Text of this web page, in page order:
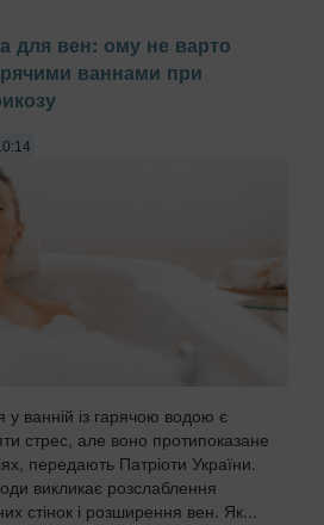
для вен: ому не варто
ваннами при
ванній із гарячою водою є
стрес, але воно протипоказане
передають Патріоти України.
викликає розслаблення
стінок і розширення вен. Як...